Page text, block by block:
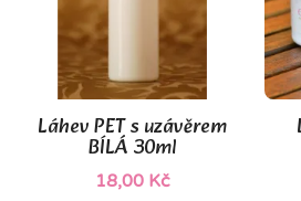
Láhev PET s uzávěrem
BÍLÁ 30ml
18,00 Kč